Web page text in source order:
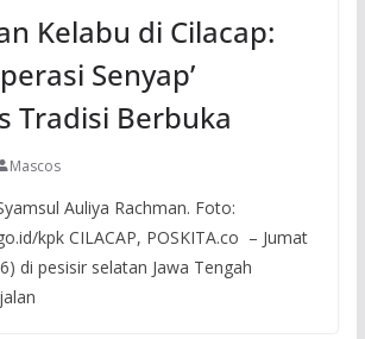
Kelabu di Cilacap:
Senyap’
Tradisi Berbuka
Mascos
Auliya Rachman. Foto:
kpk CILACAP, POSKITA.co – Jumat
di pesisir selatan Jawa Tengah